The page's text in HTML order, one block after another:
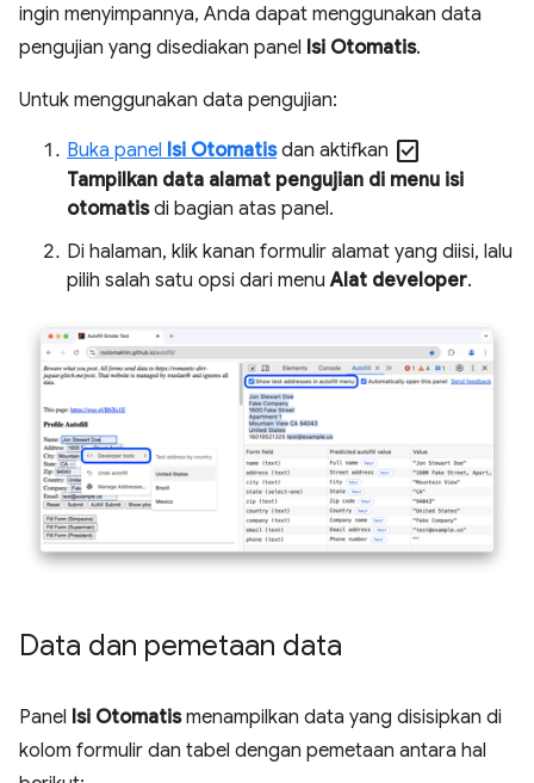
ingin menyimpannya, Anda dapat menggunakan data
pengujian yang disediakan panel Isi Otomatis.
Untuk menggunakan data pengujian:
Buka panel Isi Otomatisdan aktifkan check_box
Tampilkan data alamat pengujian di menu isi
otomatisdi bagian atas panel.
Di halaman, klik kanan formulir alamat yang diisi, lalu
pilih salah satu opsi dari menuAlat developer.
Data dan pemetaan data
Panel Isi Otomatismenampilkan data yang disisipkan di
kolom formulir dan tabel dengan pemetaan antara hal